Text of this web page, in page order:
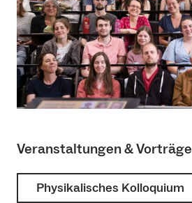
Veranstaltungen & Vorträge
Physikalisches Kolloquium